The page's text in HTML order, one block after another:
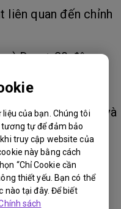
của bạn. Chúng tôi
tự để đảm bảo
truy cập website của
này bằng cách
“Chỉ Cookie cần
thiết yếu. Bạn có thể
nào tại đây. Để biết
sách
liên quan đến chỉnh
Dọc ± 20 độ,
vòng 2 M)
Dọc và Ngang và
ích không?